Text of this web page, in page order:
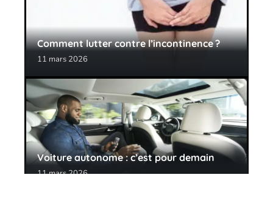
Comment lutter contre l’incontinence ?
11 mars 2026
Voiture autonome : c’est pour demain
11 mars 2026